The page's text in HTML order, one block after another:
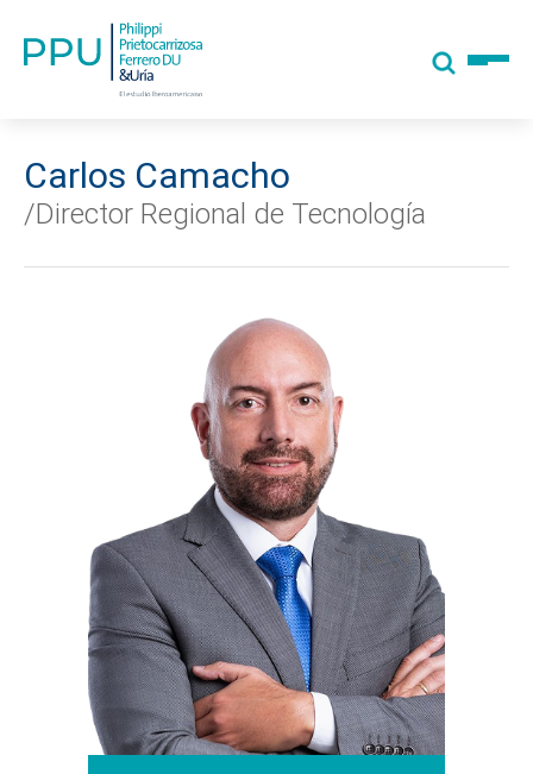
Carlos Camacho
/Director Regional de Tecnología
VER DATOS PERSONALES